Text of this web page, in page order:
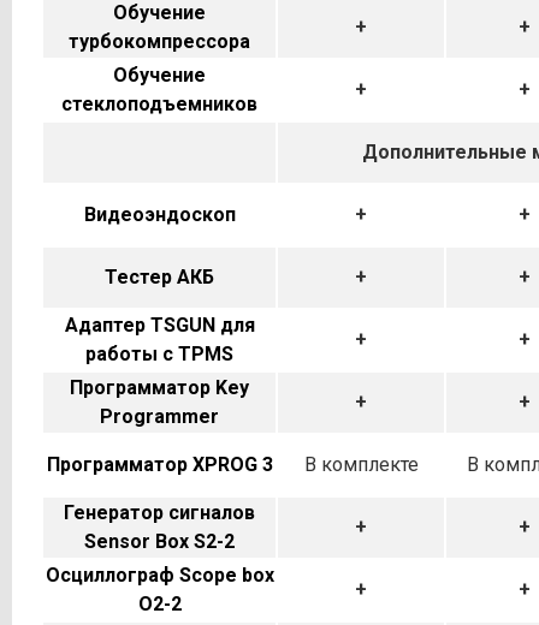
Обучение
турбокомпрессора
+ +
Обучение
стеклоподъемников
+ +
Дополнительные
Видеоэндоскоп + +
Тестер АКБ + +
Адаптер TSGUN для
работы с TPMS
+ +
Программатор Key
Programmer
+ +
Программатор XPROG 3 В комплекте В
Генератор сигналов
Sensor Box S2-2
+ +
Осциллограф Scope box
O2-2
+ +